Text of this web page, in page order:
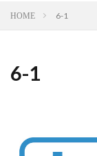
HOME 6-1
6-1